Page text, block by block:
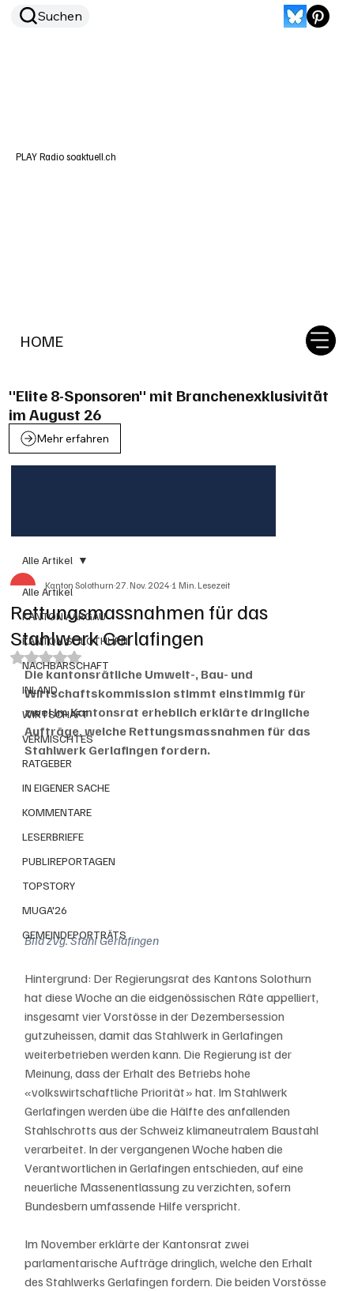
HOME
Suchen
PLAY Radio soaktuell.ch
"Elite 8-Sponsoren" mit Branchenexklusivität
im August 26
Mehr erfahren
Alle Artikel
KANTON AARGAU
KANTON SOLOTHURN
NACHBARSCHAFT
INLAND
WIRTSCHAFT
VERMISCHTES
RATGEBER
IN EIGENER SACHE
KOMMENTARE
LESERBRIEFE
PUBLIREPORTAGEN
TOPSTORY
MUGA'26
GEMEINDEPORTRÄTS
Alle Artikel
Rettungsmassnahmen für das
Stahlwerk Gerlafingen
Kanton Solothurn27. Nov. 20241 Min. Lesezeit
Mit NaN von 5 Sternen bewertet.
Die kantonsrätliche Umwelt-, Bau- und
Wirtschaftskommission stimmt einstimmig für
zwei im Kantonsrat erheblich erklärte dringliche
Aufträge, welche Rettungsmassnahmen für das
Stahlwerk Gerlafingen fordern.
Bild zVg. Stahl Gerlafingen
Hintergrund: Der Regierungsrat des Kantons Solothurn
hat diese Woche an die eidgenössischen Räte appelliert,
insgesamt vier Vorstösse in der Dezembersession
gutzuheissen, damit das Stahlwerk in Gerlafingen
weiterbetrieben werden kann. Die Regierung ist der
Meinung, dass der Erhalt des Betriebs hohe
«volkswirtschaftliche Priorität» hat. Im Stahlwerk
Gerlafingen werden übe die Hälfte des anfallenden
Stahlschrotts aus der Schweiz klimaneutralem Baustahl
verarbeitet. In der vergangenen Woche haben die
Verantwortlichen in Gerlafingen entschieden, auf eine
neuerliche Massenentlassung zu verzichten, sofern
Bundesbern umfassende Hilfe verspricht.
Im November erklärte der Kantonsrat zwei
parlamentarische Aufträge dringlich, welche den Erhalt
des Stahlwerks Gerlafingen fordern. Die beiden Vorstösse